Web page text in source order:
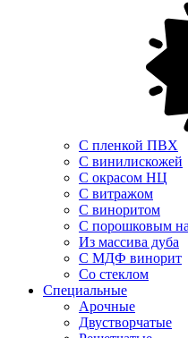
С пленкой ПВХ
С винилискожей
С окрасом НЦ
С витражом
С виноритом
С порошковым
Из массива дуба
С МДФ винорит
Со стеклом
Специальные
Арочные
Двустворчатые